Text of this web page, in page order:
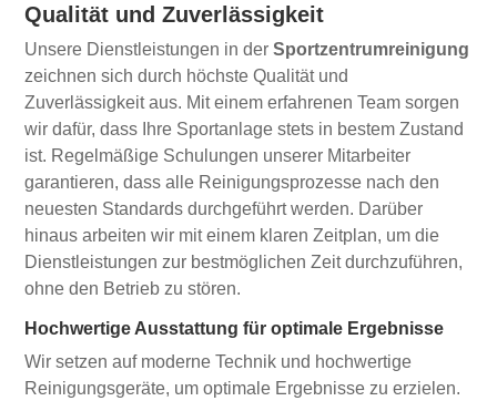
Qualität und Zuverlässigkeit
Unsere Dienstleistungen in derSportzentrumreinigung
zeichnen sich durch höchste Qualität und
Zuverlässigkeit aus. Mit einem erfahrenen Team sorgen
wir dafür, dass Ihre Sportanlage stets in bestem Zustand
ist. Regelmäßige Schulungen unserer Mitarbeiter
garantieren, dass alle Reinigungsprozesse nach den
neuesten Standards durchgeführt werden. Darüber
hinaus arbeiten wir mit einem klaren Zeitplan, um die
Dienstleistungen zur bestmöglichen Zeit durchzuführen,
ohne den Betrieb zu stören.
Hochwertige Ausstattung für optimale Ergebnisse
Wir setzen auf moderne Technik und hochwertige
Reinigungsgeräte, um optimale Ergebnisse zu erzielen.